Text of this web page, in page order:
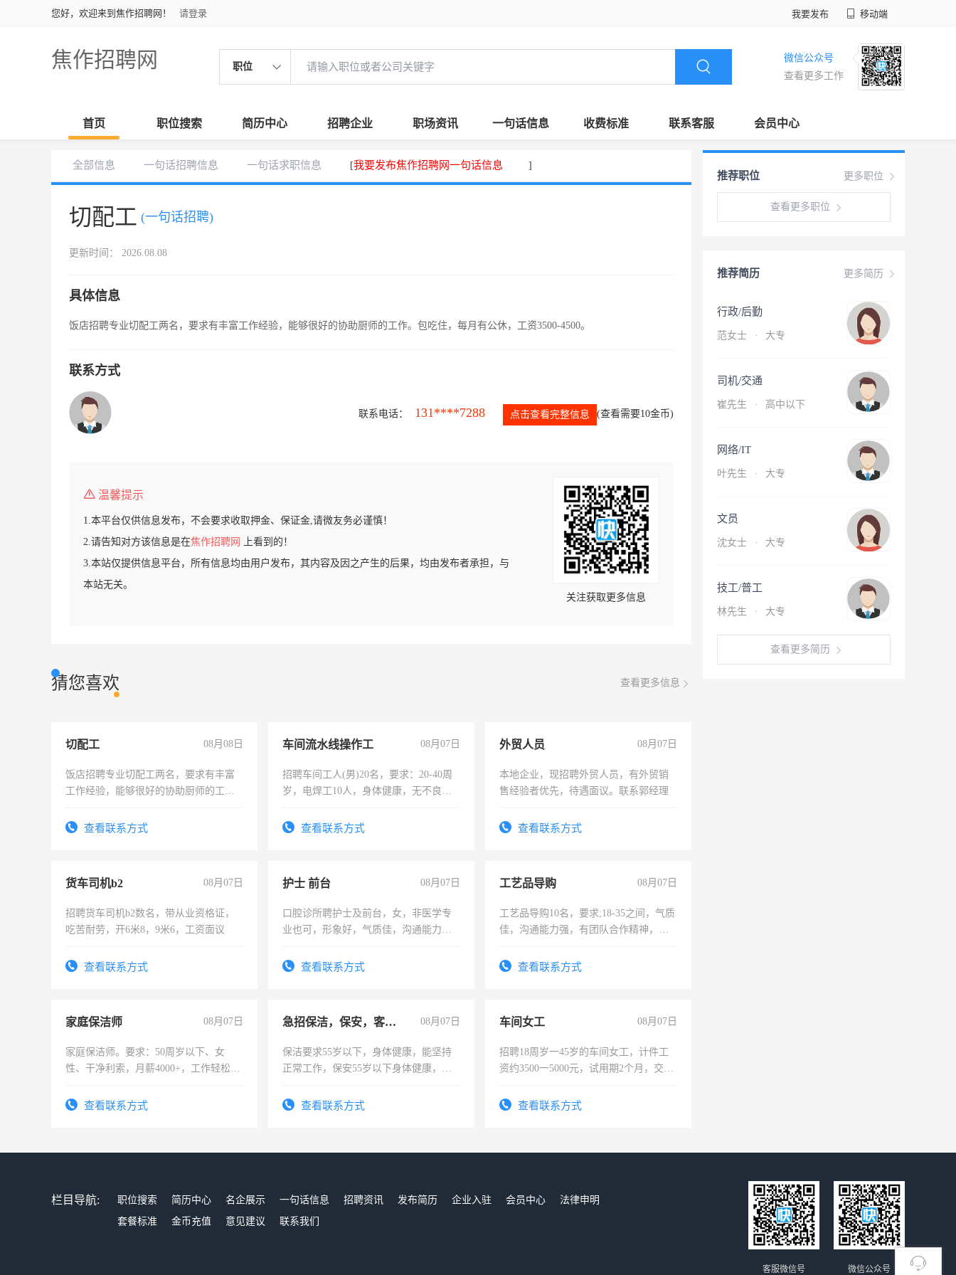
您好，欢迎来到焦作招聘网！ 请登录 我要发布 移动端
焦作招聘网 职位
微信公众号
查看更多工作
首页 职位搜索 简历中心 招聘企业 职场资讯 一句话信息 收费标准 联系客服 会员中心
全部信息 一句话招聘信息 一句话求职信息 [我要发布焦作招聘网一句话信息 ]
切配工 (一句话招聘)
更新时间： 2026.08.08
具体信息
饭店招聘专业切配工两名，要求有丰富工作经验，能够很好的协助厨师的工作。包吃住，每月有公休，工资3500-4500。
联系方式
联系电话： 131****7288 点击查看完整信息 (查看需要10金币)
温馨提示
1.本平台仅供信息发布，不会要求收取押金、保证金,请微友务必谨慎！
2.请告知对方该信息是在焦作招聘网
上看到的！
3.本站仅提供信息平台，所有信息均由用户发布，其内容及因之产生的后果，均由发布者承担，与
本站无关。
关注获取更多信息
猜您喜欢 查看更多信息
切配工 08月08日
饭店招聘专业切配工两名，要求有丰富
工作经验，能够很好的协助厨师的工
4500。查看联系方式
车间流水线操作工 08月07日
招聘车间工人(男)20名，要求：20-40周
岁，电焊工10人，身体健康，无不良嗜
宿，免费发放劳保用品，两班倒，每月
查看联系方式
外贸人员 08月07日
本地企业，现招聘外贸人员，有外贸销
售经验者优先，待遇面议。联系郭经理
查看联系方式
货车司机b2 08月07日
招聘货车司机b2数名，带从业资格证，
吃苦耐劳，开6米8，9米6，工资面议
查看联系方式
护士 前台 08月07日
口腔诊所聘护士及前台，女，非医学专
业也可，形象好，气质佳，沟通能力
查看联系方式
工艺品导购 08月07日
工艺品导购10名，要求;18-35之间，气质
佳，沟通能力强，有团队合作精神，有
查看联系方式
家庭保洁师 08月07日
家庭保洁师。要求：50周岁以下、女
性、干净利索，月薪4000+，工作轻松，
太太等。查看联系方式
急招保洁，保安，客服，工程 08月07日
保洁要求55岁以下，身体健康，能坚持
正常工作，保安55岁以下身体健康，有
录，客服要求45岁以下高中以上文化，
查看联系方式
车间女工 08月07日
招聘18周岁一45岁的车间女工，计件工
资约3500一5000元，试用期2个月，交五
查看联系方式
更多职位
推荐职位
查看更多职位
更多简历
推荐简历
行政/后勤
范女士 · 大专
司机/交通
崔先生 · 高中以下
网络/IT
叶先生 · 大专
文员
沈女士 · 大专
技工/普工
林先生 · 大专
查看更多简历
栏目导航: 职位搜索 简历中心 名企展示 一句话信息 招聘资讯 发布简历 企业入驻 会员中心
法律申明
套餐标准
金币充值 意见建议 联系我们
微信公众号
客服微信号